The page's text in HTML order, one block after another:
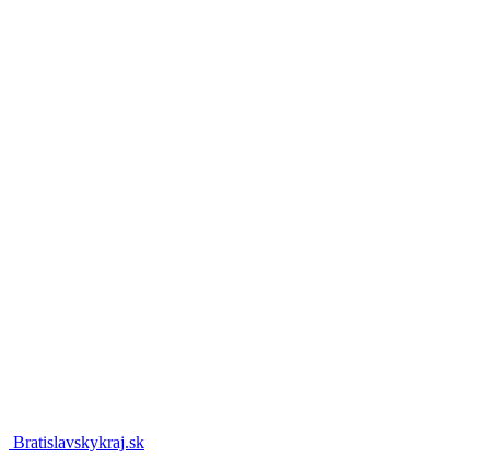
Bratislavskykraj.sk